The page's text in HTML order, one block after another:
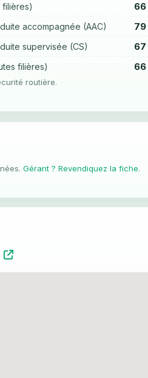
filières) 66
accompagnée (AAC) 79
supervisée (CS) 67
filières) 66
routière.
Gérant ? Revendiquez la fiche.